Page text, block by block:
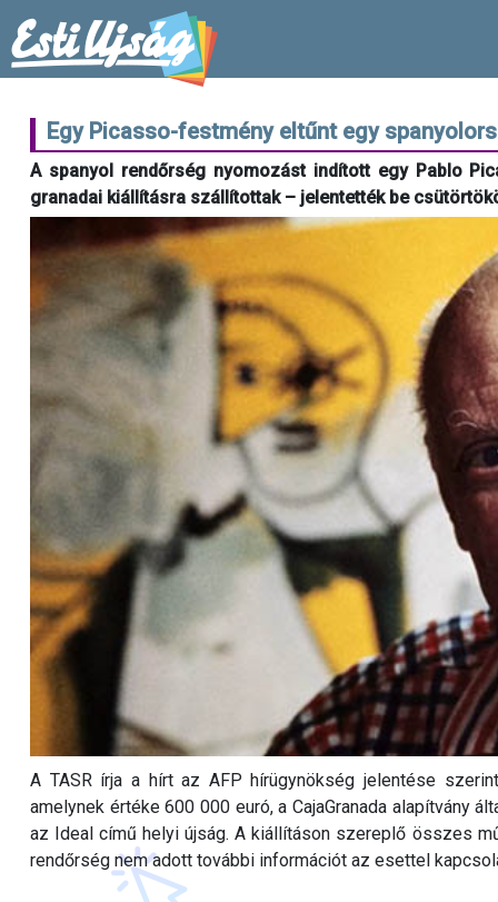
Egy Picasso-festmény eltűnt egy
A spanyol rendőrség nyomozást indított egy Pablo
granadai kiállításra szállítottak – jelentették be
A TASR írja a hírt az AFP hírügynökség jelentése
amelynek értéke 600 000 euró, a CajaGranada alapítvány
az Ideal című helyi újság. A kiállításon szereplő összes
rendőrség nem adott további információt az esettel